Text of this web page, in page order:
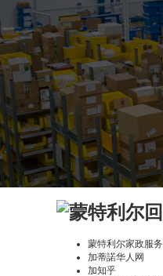
蒙特利尔家政服务
加蒂諾华人网
加知乎